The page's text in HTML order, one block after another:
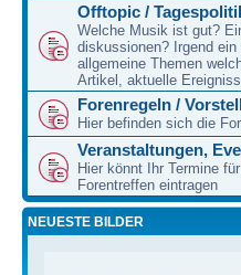
Offtopic /
Welche Musik ist gut?
diskussionen? Irgend
allgemeine Themen
Artikel, aktuelle
Forenregeln /
Hier befinden sich die
Veranstaltungen,
Hier könnt Ihr Termine
Forentreffen eintragen
NEUESTE BILDER